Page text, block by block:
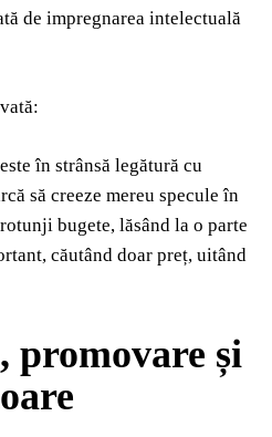
de impregnarea intelectuală
în strânsă legătură cu
să creeze mereu specule în
bugete, lăsând la o parte
căutând doar preț, uitând
promovare și